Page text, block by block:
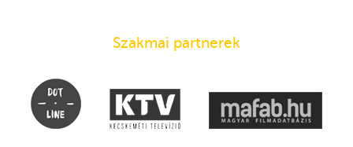
Szakmai partnerek